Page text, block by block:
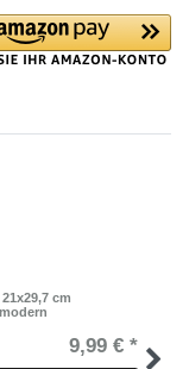
cm
9,99 € *